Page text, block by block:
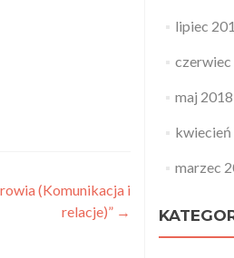
(Komunikacja i
relacje)” →
lipiec
czerwiec
maj 2018
kwiecień
marzec